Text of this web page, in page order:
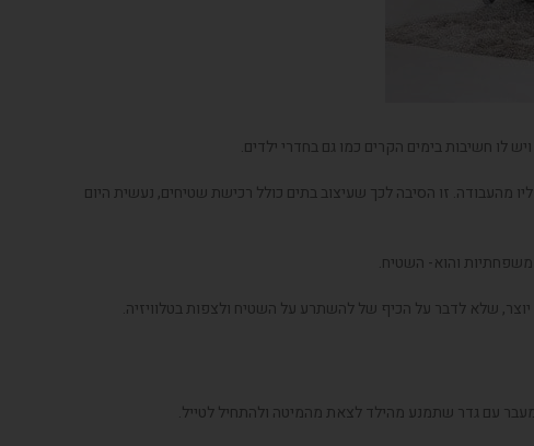
לו חשיבות בימים הקרים כמו גם בחדרי ילדים.
מהעבודה. זו הסיבה לכך שעיצוב בתים כולל רכישת שטיחים, נעשית היום
והוא- השטיח.
שלא לדבר על הכיף של להשתרע על השטיח ולצפות בטלוויזיה.
מעבר עם גדר שתמנע מהילד לצאת מהמיטה ולהתחיל לטייל.